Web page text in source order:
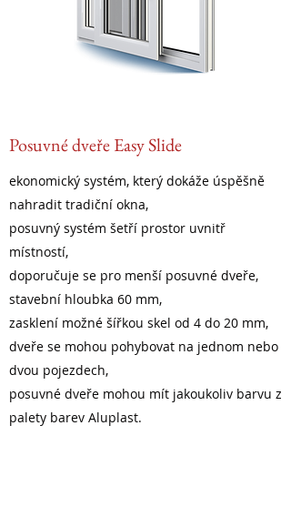
Posuvné dveře Easy Slide
ekonomický systém, který dokáže úspěšně
nahradit tradiční okna,
posuvný systém šetří prostor uvnitř
místností,
doporučuje se pro menší posuvné dveře,
stavební hloubka 60 mm,
zasklení možné šířkou skel od 4 do 20 mm,
dveře se mohou pohybovat na jednom nebo
dvou pojezdech,
posuvné dveře mohou mít jakoukoliv barvu z
palety barev Aluplast.